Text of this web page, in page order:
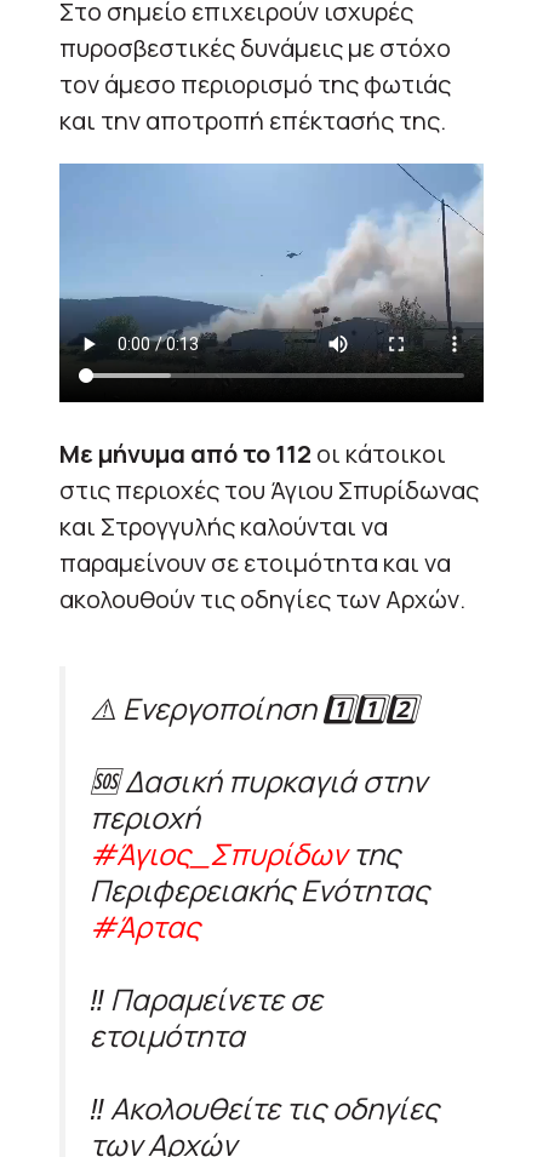
Στο σημείο επιχειρούν ισχυρές
πυροσβεστικές δυνάμεις με στόχο
τον άμεσο περιορισμό της φωτιάς
και την αποτροπή επέκτασής της.
Με μήνυμα από το 112 οι κάτοικοι
στις περιοχές του Άγιου Σπυρίδωνας
και Στρογγυλής καλούνται να
παραμείνουν σε ετοιμότητα και να
ακολουθούν τις οδηγίες των Αρχών.
⚠️ Ενεργοποίηση 1️⃣1️⃣2️⃣
🆘 Δασική πυρκαγιά στην
περιοχή
#Άγιος_Σπυρίδωντης
Περιφερειακής Ενότητας
#Άρτας
‼️ Παραμείνετε σε
ετοιμότητα
‼️ Ακολουθείτε τις οδηγίες
των Αρχών